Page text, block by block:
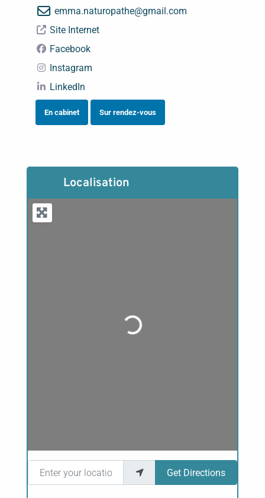
emma.naturopathe@gmail.com
Site Internet
Facebook
Instagram
LinkedIn
En cabinet Sur rendez-vous
Localisation
Loading...
Enter your location
Get Directions